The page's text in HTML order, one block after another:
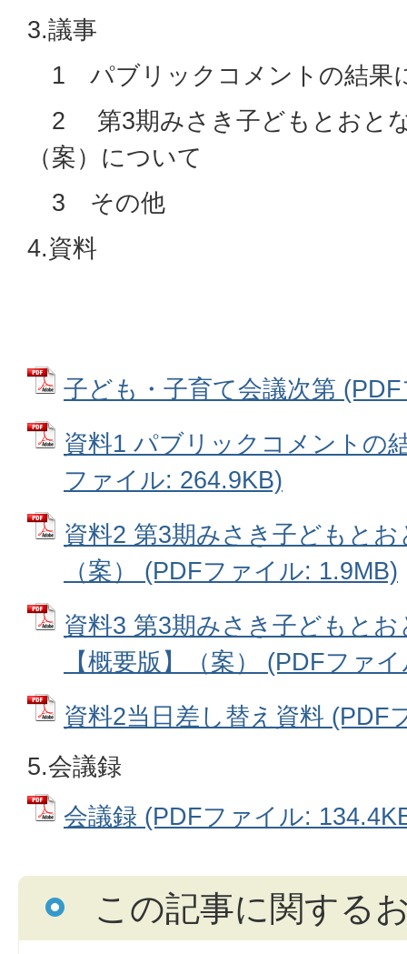
3.議事
1 パブリックコメントの結果
2 第3期みさき子どもとおと
（案）について
3 その他
4.資料
子ども・子育て会議次第
資料1 パブリックコメントの
ファイル: 264.9KB)
資料2 第3期みさき子どもと
（案） (PDFファイル: 1.9MB)
資料3 第3期みさき子どもと
【概要版】（案） (PDFファ
資料2当日差し替え資料 (PDF
5.会議録
会議録 (PDFファイル:
この記事に関する